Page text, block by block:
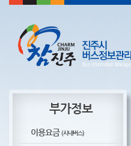
부가정보
이용요금(시내버스)